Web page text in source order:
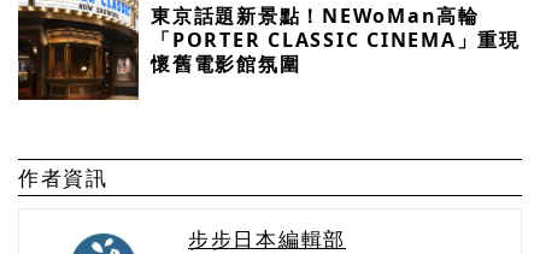
東京話題新景點！NEWoMan高輪
「PORTER CLASSIC CINEMA」重現
懷舊電影館氛圍
作者資訊
步步日本編輯部